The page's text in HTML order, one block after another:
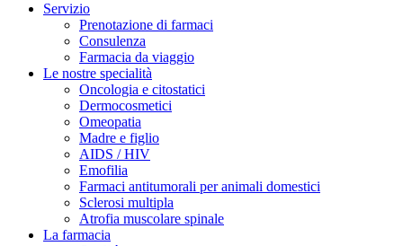
Servizio
Prenotazione di farmaci
Consulenza
Farmacia da viaggio
Le nostre specialità
Oncologia e citostatici
Dermocosmetici
Omeopatia
Madre e figlio
AIDS / HIV
Emofilia
Farmaci antitumorali per animali domestici
Sclerosi multipla
Atrofia muscolare spinale
La farmacia